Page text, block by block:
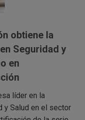
obtiene la
Seguridad y
en
líder en la
y Salud en el sector